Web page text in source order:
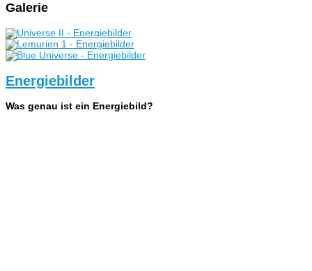
Galerie
Energiebilder
Was genau ist ein Energiebild?